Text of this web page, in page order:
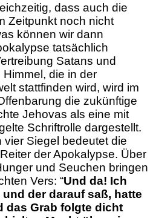
dass auch die
Zeitpunkt noch nicht
können wir dann
tatsächlich
Satans und
die in der
stattfinden wird, wird im
die zukünftige
Jehovas als eine mit
Schriftrolle dargestellt.
vier Siegel bedeutet die
der Apokalypse. Über
und Seuchen bringen
Vers: “Und da! Ich
der darauf saß, hatte
das Grab folgte dicht